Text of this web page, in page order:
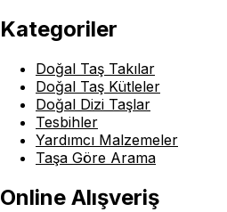
Kategoriler
Doğal Taş Takılar
Doğal Taş Kütleler
Doğal Dizi Taşlar
Tesbihler
Yardımcı Malzemeler
Taşa Göre Arama
Online Alışveriş